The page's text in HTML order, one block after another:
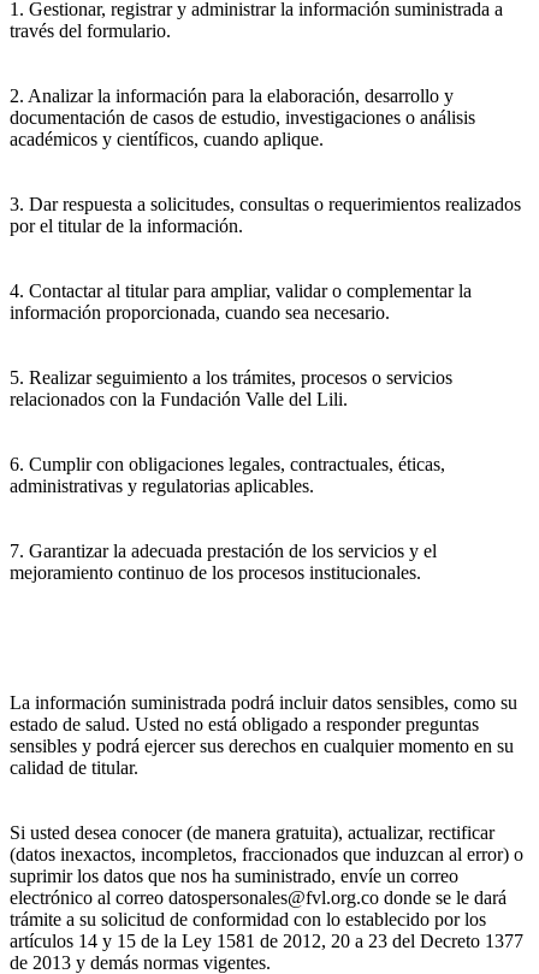
1. Gestionar, registrar y administrar la información suministrada a
través del formulario.
2. Analizar la información para la elaboración, desarrollo y
documentación de casos de estudio, investigaciones o análisis
académicos y científicos, cuando aplique.
3. Dar respuesta a solicitudes, consultas o requerimientos realizados
por el titular de la información.
4. Contactar al titular para ampliar, validar o complementar la
información proporcionada, cuando sea necesario.
5. Realizar seguimiento a los trámites, procesos o servicios
relacionados con la Fundación Valle del Lili.
6. Cumplir con obligaciones legales, contractuales, éticas,
administrativas y regulatorias aplicables.
7. Garantizar la adecuada prestación de los servicios y el
mejoramiento continuo de los procesos institucionales.
La información suministrada podrá incluir datos sensibles, como su
estado de salud. Usted no está obligado a responder preguntas
sensibles y podrá ejercer sus derechos en cualquier momento en su
calidad de titular.
Si usted desea conocer (de manera gratuita), actualizar, rectificar
(datos inexactos, incompletos, fraccionados que induzcan al error) o
suprimir los datos que nos ha suministrado, envíe un correo
electrónico al correo datospersonales@fvl.org.co donde se le dará
trámite a su solicitud de conformidad con lo establecido por los
artículos 14 y 15 de la Ley 1581 de 2012, 20 a 23 del Decreto 1377
de 2013 y demás normas vigentes.